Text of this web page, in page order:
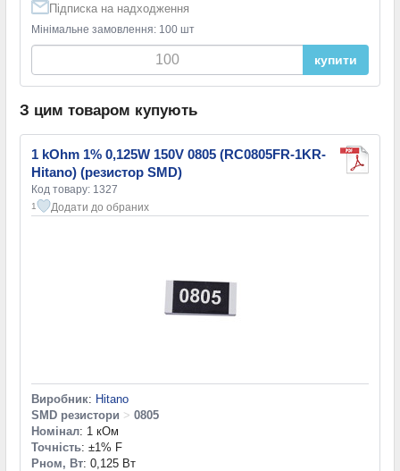
Підписка на надходження
Мінімальне замовлення: 100 шт
купити
З цим товаром купують
1 kOhm 1% 0,125W 150V 0805 (RC0805FR-1KR-
Hitano) (резистор SMD)
Код товару: 1327
1 Додати до обраних
Виробник: Hitano
SMD резистори > 0805
Номінал: 1 кОм
Точність: ±1% F
Pном, Вт: 0,125 Вт